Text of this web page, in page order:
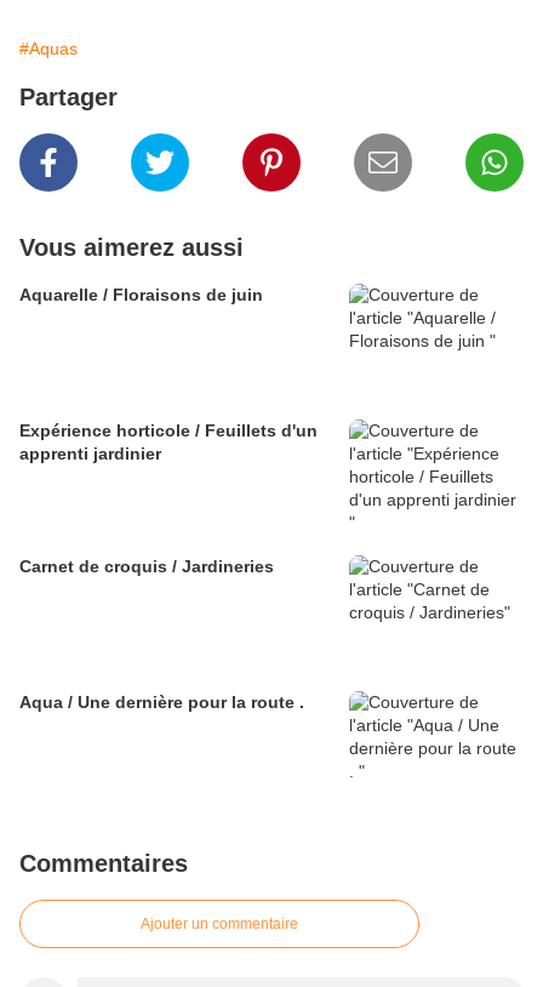
#Aquas
Partager
Vous aimerez aussi
Aquarelle / Floraisons de juin
Expérience horticole / Feuillets d'un
apprenti jardinier
Carnet de croquis / Jardineries
Aqua / Une dernière pour la route .
Commentaires
Ajouter un commentaire